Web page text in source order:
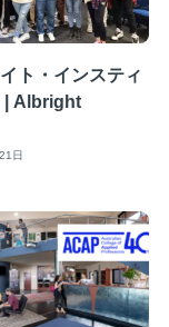
ト・インスティ
| Albright
日